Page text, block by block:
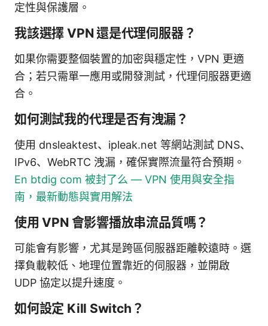
定性與保護層。
我該選擇 VPN 還是代理伺服器？
如果你需要整個裝置的加密與穩定性，VPN 更適
合；若只需單一應用或開發測試，代理伺服器更適
合。
如何測試我的代理是否有洩漏？
使用 dnsleaktest、ipleak.net 等網站測試 DNS、
IPv6、WebRTC 洩漏，確保實際流量符合預期。
En btdig com 被封了么 — VPN 使用與安全指
南，最新動態與實用解法
使用 VPN 會影響播放串流品質嗎？
可能會有影響，尤其是跨區伺服器距離較遠時。選
擇負載較低、地理位置靠近的伺服器，並開啟
UDP 協定以提升速度。
如何設定 Kill Switch？